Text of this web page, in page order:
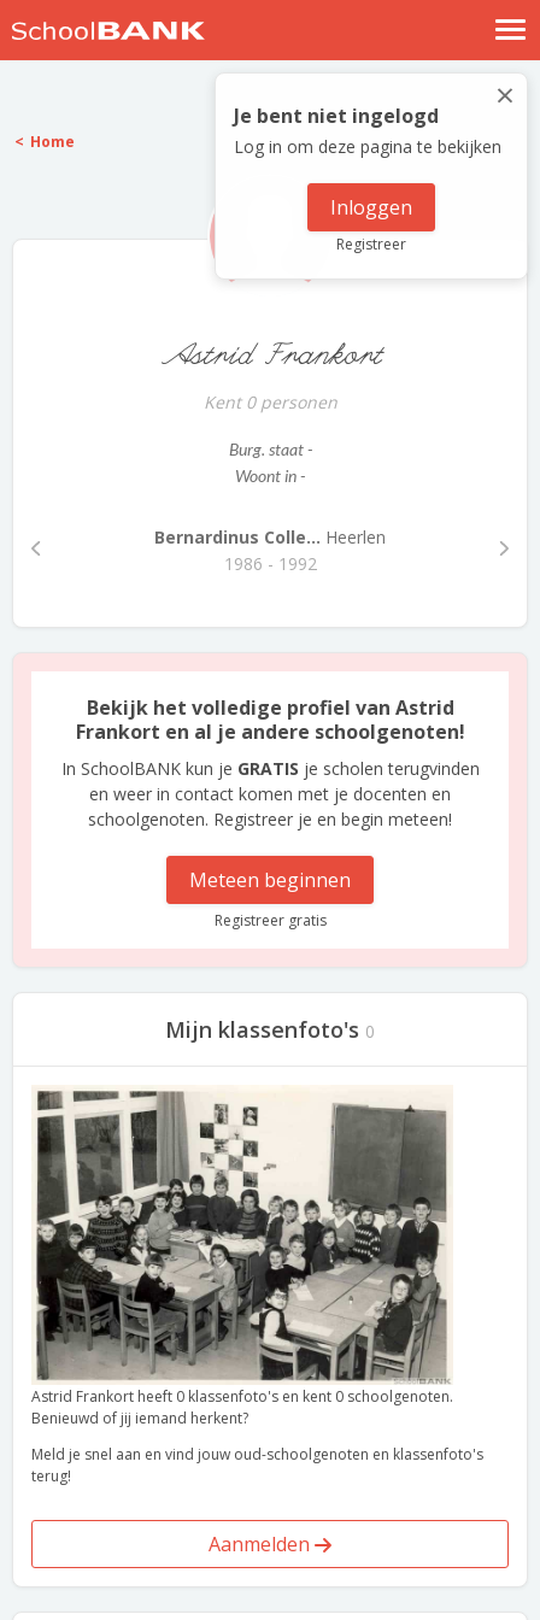
Nostalgische verhalen
Log in
Meld je gratis aan
×
Je bent niet ingelogd
Log in om deze pagina te bekijken
Inloggen
Registreer
Home
Astrid Frankort
Kent 0 personen
Burg. staat -
Woont in -
Bernardinus Colle... Heerlen
1986 - 1992
Bekijk het volledige profiel van Astrid
Frankort en al je andere schoolgenoten!
In SchoolBANK kun je GRATIS je scholen terugvinden
en weer in contact komen met je docenten en
schoolgenoten. Registreer je en begin meteen!
Meteen beginnen
Registreer gratis
Mijn klassenfoto's 0
Astrid Frankort heeft 0 klassenfoto's en kent 0 schoolgenoten.
Benieuwd of jij iemand herkent?
Meld je snel aan en vind jouw oud-schoolgenoten en klassenfoto's
terug!
Aanmelden